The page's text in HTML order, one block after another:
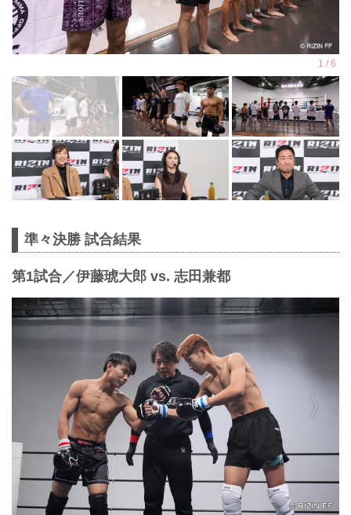
準々決勝 試合結果
第1試合／伊藤琥大郎 vs. 志田兼都